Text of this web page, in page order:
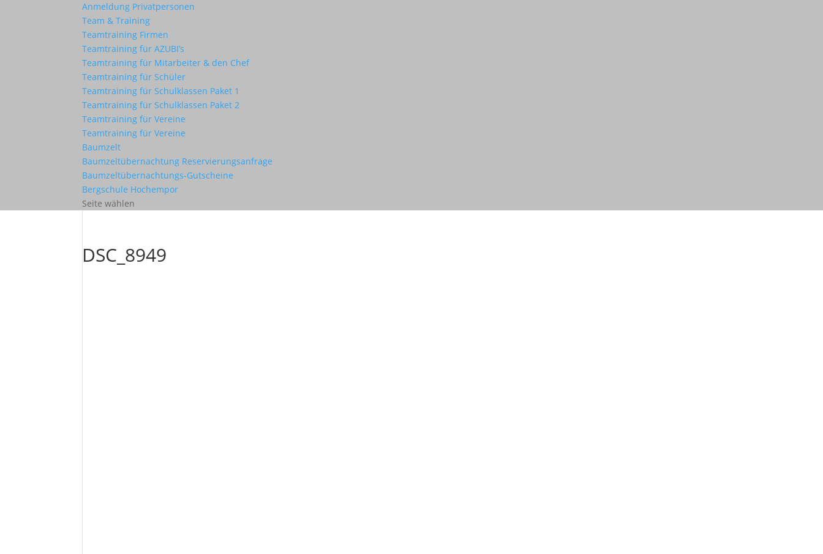
Anmeldung Privatpersonen
Team & Training
Teamtraining Firmen
Teamtraining für AZUBI’s
Teamtraining für Mitarbeiter & den Chef
Teamtraining für Schüler
Teamtraining für Schulklassen Paket 1
Teamtraining für Schulklassen Paket 2
Teamtraining für Vereine
Teamtraining für Vereine
Baumzelt
Baumzeltübernachtung Reservierungsanfrage
Baumzeltübernachtungs-Gutscheine
Bergschule Hochempor
Seite wählen
DSC_8949